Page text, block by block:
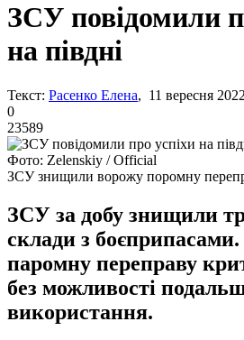
ЗСУ повідомили
на півдні
Текст: Расенко Елена, 11 вересня
0
23589
Фото: Zelenskiy / Official
ЗСУ знищили ворожу поромну
ЗСУ за добу знищили
склади з
паромну переправу
без можливості
використання.